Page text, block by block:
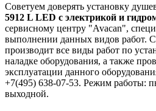
Советуем доверять установку
5912 L LED с электрикой и
сервисному центру "Avacan",
выполнении данных видов работ.
производит все виды работ по
наладке оборудования, а также
эксплуатации данного
+7(495) 638-07-53. Режим работы:
выходной.